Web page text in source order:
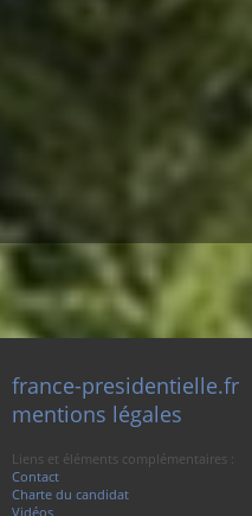
france-presidentielle.fr
mentions légales
Liens et éléments complémentaires :
Contact
Charte du candidat
Vidéos